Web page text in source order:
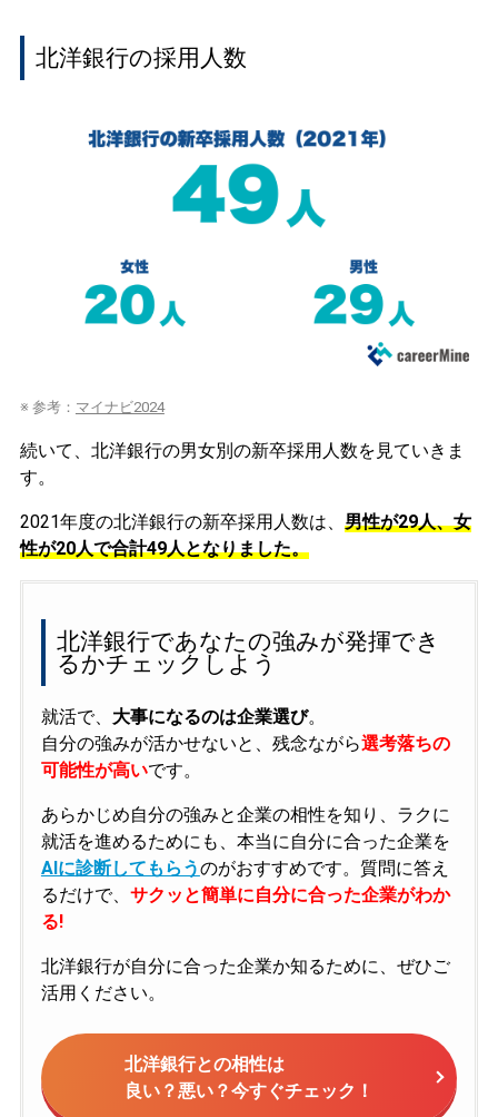
北洋銀行の採用人数
※ 参考： マイナビ2024
続いて、北洋銀行の男女別の新卒採用人数を見ていきま
す。
2021年度の北洋銀行の新卒採用人数は、 男性が29人、女
性が20人で合計49人となりました。
北洋銀行であなたの強みが発揮でき
るかチェックしよう
就活で、 大事になるのは企業選び。
自分の強みが活かせないと、残念ながら選考落ちの
可能性が高いです。
あらかじめ自分の強みと企業の相性を知り、ラクに
就活を進めるためにも、本当に自分に合った企業を
AIに診断してもらうのがおすすめです。質問に答え
るだけで、 サクッと簡単に自分に合った企業がわか
る!
北洋銀行が自分に合った企業か知るために、ぜひご
活用ください。
北洋銀行との相性は
良い？悪い？今すぐチェック！